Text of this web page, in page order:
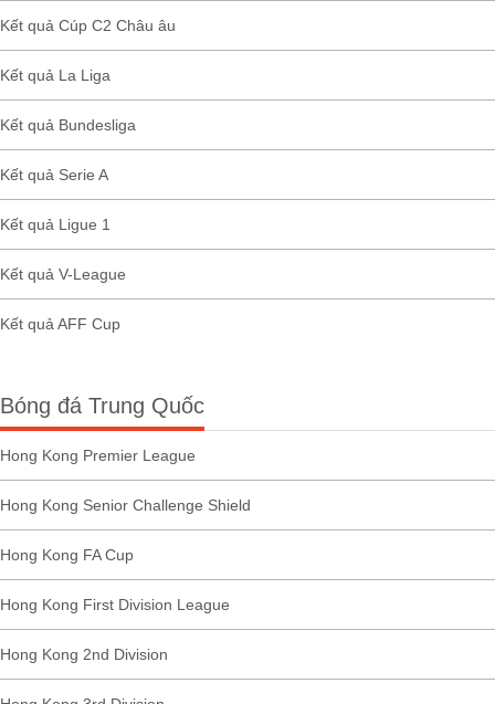
Kết quả Cúp C2 Châu âu
Kết quả La Liga
Kết quả Bundesliga
Kết quả Serie A
Kết quả Ligue 1
Kết quả V-League
Kết quả AFF Cup
Bóng đá Trung Quốc
Hong Kong Premier League
Hong Kong Senior Challenge Shield
Hong Kong FA Cup
Hong Kong First Division League
Hong Kong 2nd Division